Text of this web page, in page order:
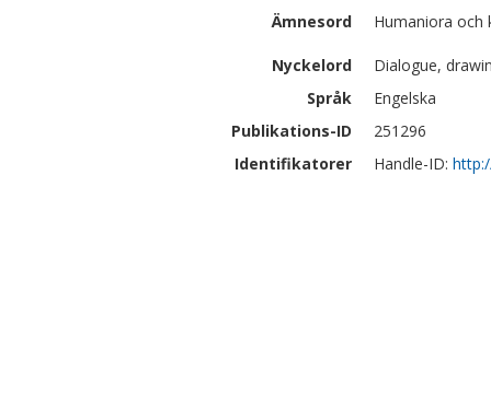
Ämnesord
Humaniora
Nyckelord
Dialogue,
Språk
Engelska
Publikations-ID
251296
Identifikatorer
Handle-ID: